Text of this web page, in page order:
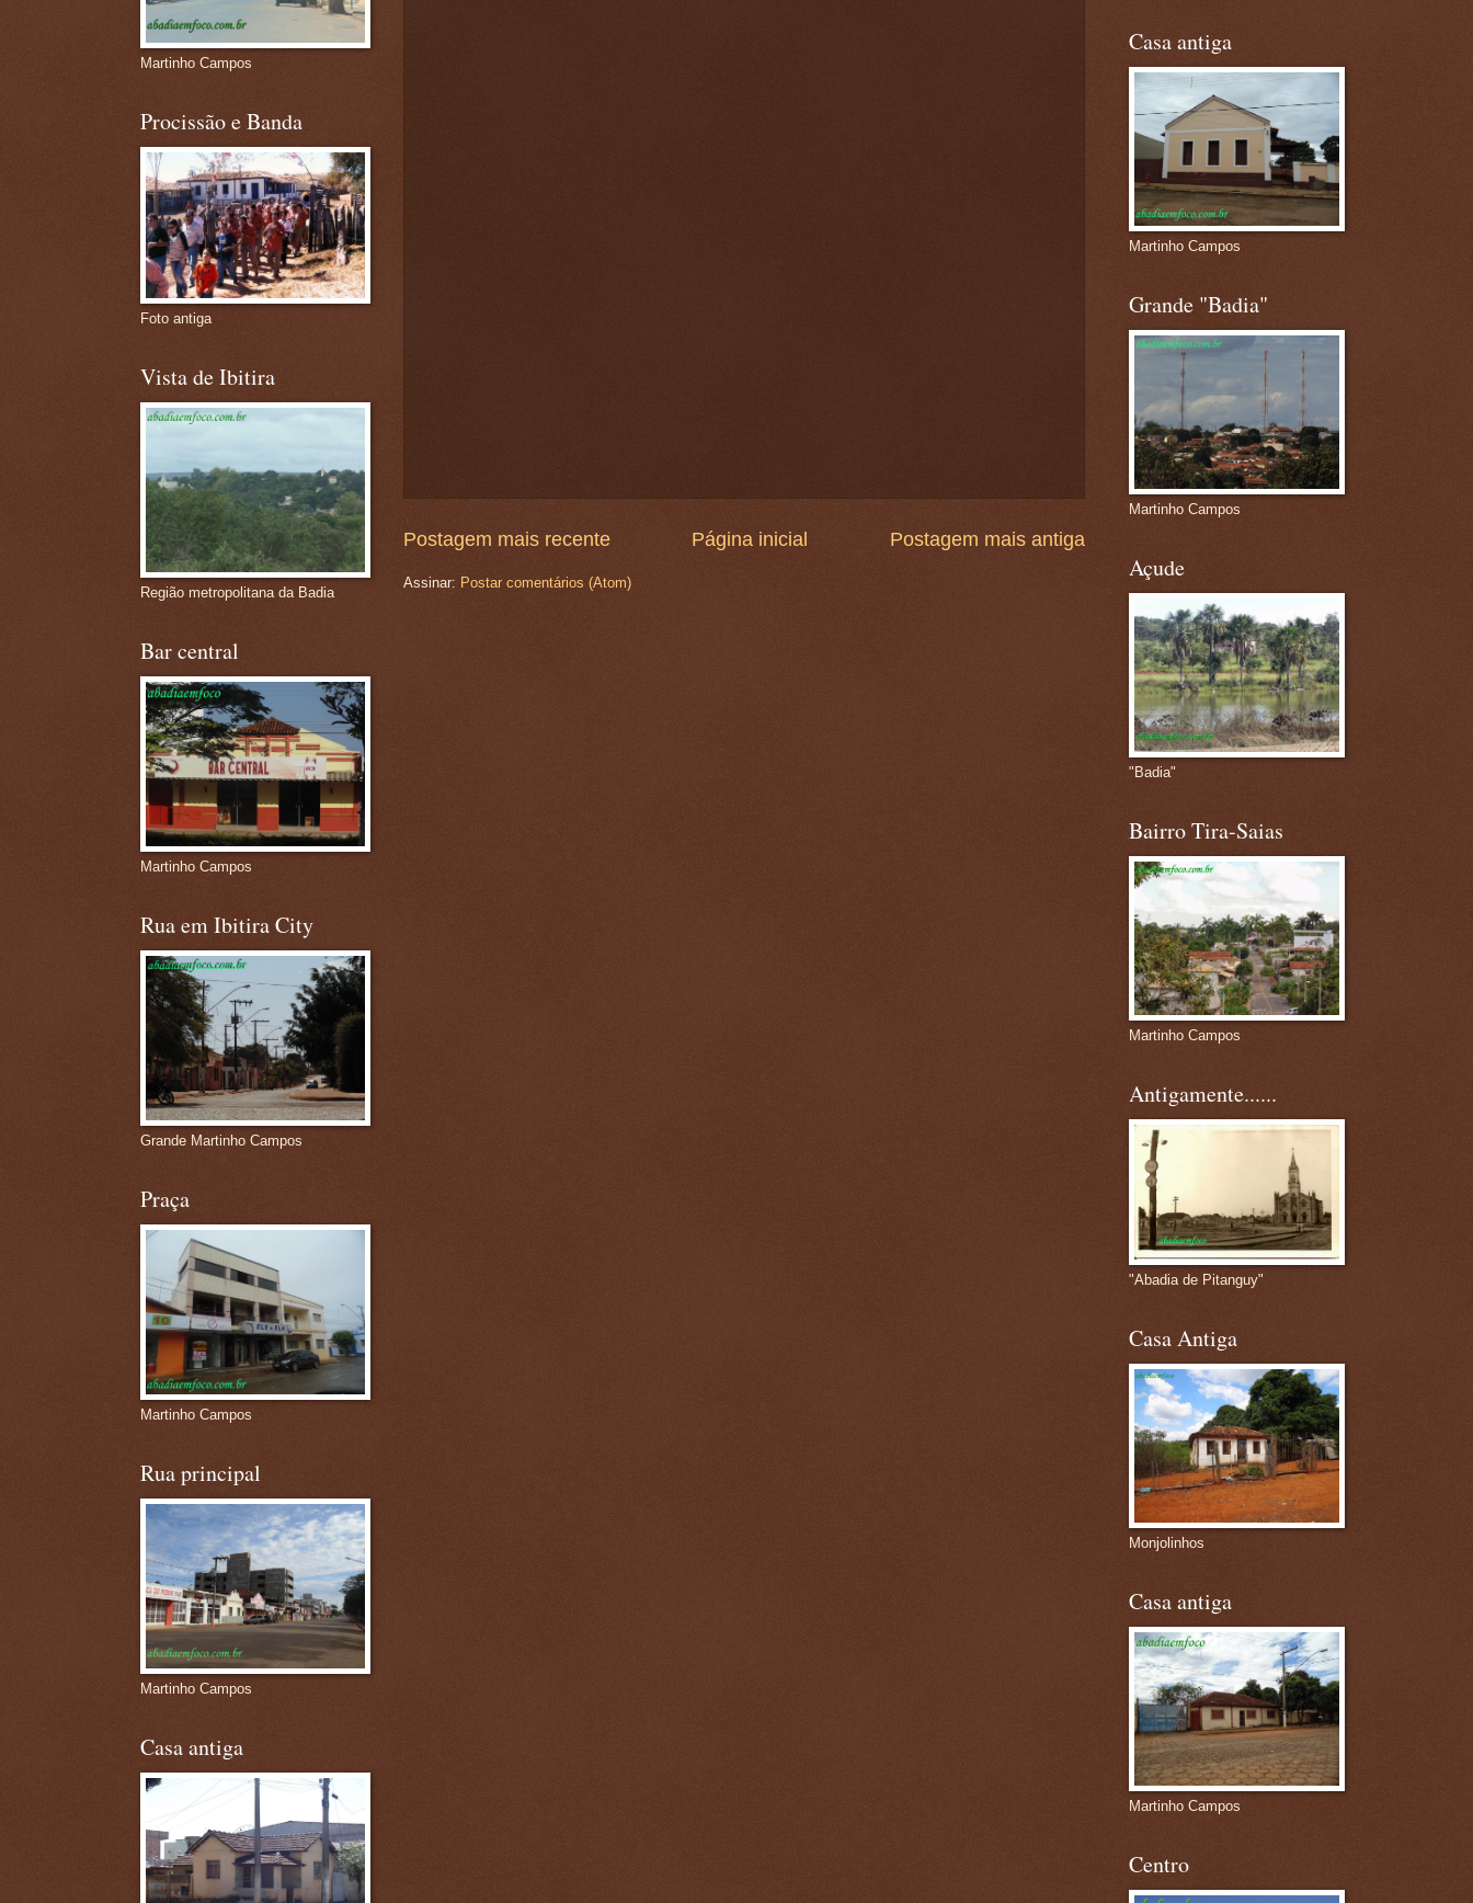
Postagem mais recente Postagem mais antiga
Página inicial
Assinar: Postar comentários (Atom)
Martinho Campos
Procissão e Banda
Foto antiga
Vista de Ibitira
Região metropolitana da Badia
Bar central
Martinho Campos
Rua em Ibitira City
Grande Martinho Campos
Praça
Martinho Campos
Rua principal
Martinho Campos
Casa antiga
Casa antiga
Martinho Campos
Grande "Badia"
Martinho Campos
Açude
"Badia"
Bairro Tira-Saias
Martinho Campos
Antigamente......
"Abadia de Pitanguy"
Casa Antiga
Monjolinhos
Casa antiga
Martinho Campos
Centro